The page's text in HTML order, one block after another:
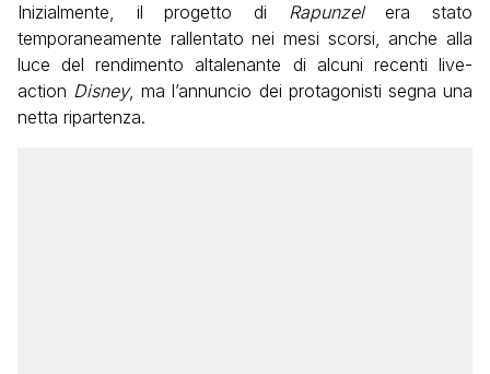
Inizialmente, il progetto di Rapunzelera stato
temporaneamente rallentato nei mesi scorsi, anche alla
luce del rendimento altalenante di alcuni recenti live-
action Disney, ma l’annuncio dei protagonisti segna una
netta ripartenza.